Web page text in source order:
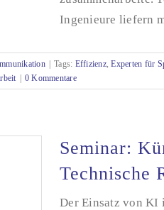
Ingenieure liefern
Tags: Effizienz,Experten für
0 Kommentare
Seminar:
Technische
Der Einsatz von KI